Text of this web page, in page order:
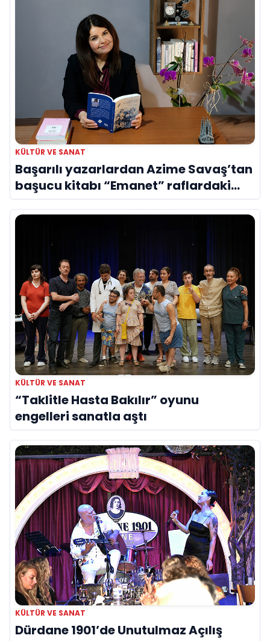
KÜLTÜR VE SANAT
Başarılı yazarlardan Azime Savaş’tan
başucu kitabı “Emanet” raflardaki
yerini aldı
KÜLTÜR VE SANAT
“Taklitle Hasta Bakılır” oyunu
engelleri sanatla aştı
KÜLTÜR VE SANAT
Dürdane 1901’de Unutulmaz Açılış